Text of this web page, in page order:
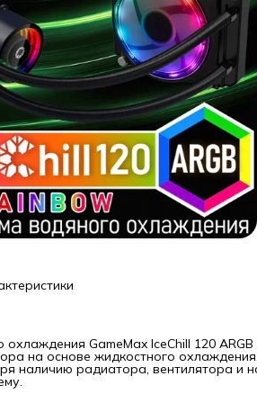
охлаждения GameMax IceChill 120
на основе жидкостного
наличию радиатора, вентилятора и